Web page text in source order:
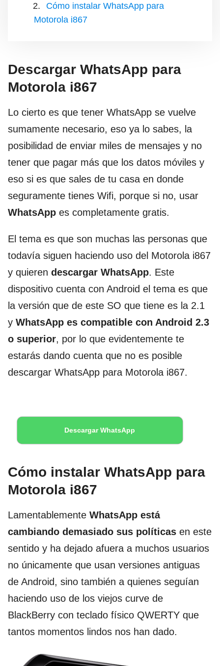
Cómo instalar WhatsApp para
Motorola i867
Descargar WhatsApp para
Motorola i867
Lo cierto es que tener WhatsApp se vuelve
sumamente necesario, eso ya lo sabes, la
posibilidad de enviar miles de mensajes y no
tener que pagar más que los datos móviles y
eso si es que sales de tu casa en donde
seguramente tienes Wifi, porque si no, usar
WhatsApp es completamente gratis.
El tema es que son muchas las personas que
todavía siguen haciendo uso del Motorola i867
y quieren descargar WhatsApp. Este
dispositivo cuenta con Android el tema es que
la versión que de este SO que tiene es la 2.1
y WhatsApp es compatible con Android 2.3
o superior, por lo que evidentemente te
estarás dando cuenta que no es posible
descargar WhatsApp para Motorola i867.
Descargar WhatsApp
Cómo instalar WhatsApp para
Motorola i867
Lamentablemente WhatsApp está
cambiando demasiado sus políticas en este
sentido y ha dejado afuera a muchos usuarios
no únicamente que usan versiones antiguas
de Android, sino también a quienes seguían
haciendo uso de los viejos curve de
BlackBerry con teclado físico QWERTY que
tantos momentos lindos nos han dado.